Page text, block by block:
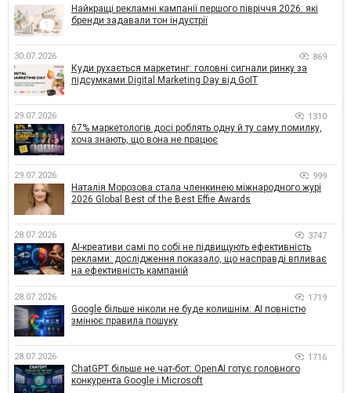
Найкращі рекламні кампанії першого півріччя 2026: які
бренди задавали тон індустрії
30.07.2026 869
Куди рухається маркетинг: головні сигнали ринку за
підсумками Digital Marketing Day від GoIT
29.07.2026 1310
67% маркетологів досі роблять одну й ту саму помилку,
хоча знають, що вона не працює
29.07.2026 999
Наталія Морозова стала членкинею міжнародного журі
2026 Global Best of the Best Effie Awards
28.07.2026 3747
AI-креативи самі по собі не підвищують ефективність
реклами: дослідження показало, що насправді впливає
на ефективність кампаній
28.07.2026 1719
Google більше ніколи не буде колишнім: AI повністю
змінює правила пошуку
28.07.2026 1716
ChatGPT більше не чат-бот: OpenAI готує головного
конкурента Google і Microsoft